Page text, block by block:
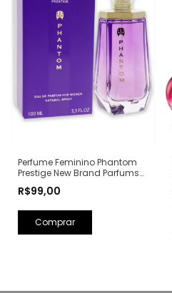
Perfume Feminino Phantom
Prestige New Brand Parfums
Olfativa: Alien Mugler)
R$99,00